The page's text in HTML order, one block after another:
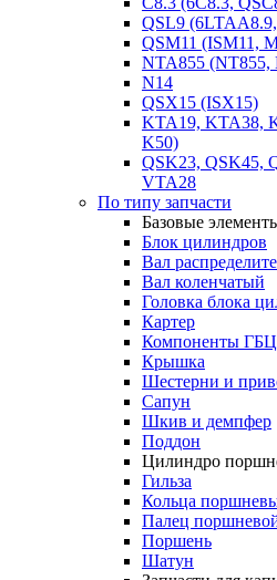
QSL9
QSM11 (ISM11,
NTA855 (NT855,
N14
QSX15 (ISX15)
KTA19, KTA38,
K50)
QSK23, QSK45,
VTA28
По типу запчасти
Базовые
Блок цилиндров
Вал
Вал коленчатый
Головка блока
Картер
Компоненты ГБЦ
Крышка
Шестерни и
Сапун
Шкив и демпфер
Поддон
Цилиндро
Гильза
Кольца
Палец
Поршень
Шатун